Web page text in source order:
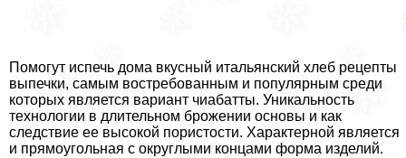
Помогут испечь дома вкусный итальянский хлеб рецепты
выпечки, самым востребованным и популярным среди
которых является вариант чиабатты. Уникальность
технологии в длительном брожении основы и как
следствие ее высокой пористости. Хаpaктерной является
и прямоугольная с округлыми концами форма изделий.